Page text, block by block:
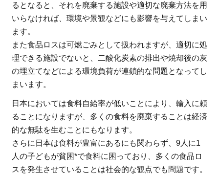
るとなると、それを廃棄する施設や適切な廃棄方法を用
いらなければ、環境や景観などにも影響を与えてしまい
ます。
また食品ロスは可燃ごみとして扱われますが、適切に処
理できる施設でないと、二酸化炭素の排出や焼却後の灰
の埋立てなどによる環境負荷が連鎖的な問題となってし
まいます。
日本においては食料自給率が低いことにより、輸入に頼
ることになりますが、多くの食料を廃棄することは経済
的な無駄を生むことにもなります。
さらに日本は食料が豊富にあるにも関わらず、9人に1
人の子どもが貧困*で食料に困っており、多くの食品ロ
スを発生させていることは社会的な観点でも問題です。